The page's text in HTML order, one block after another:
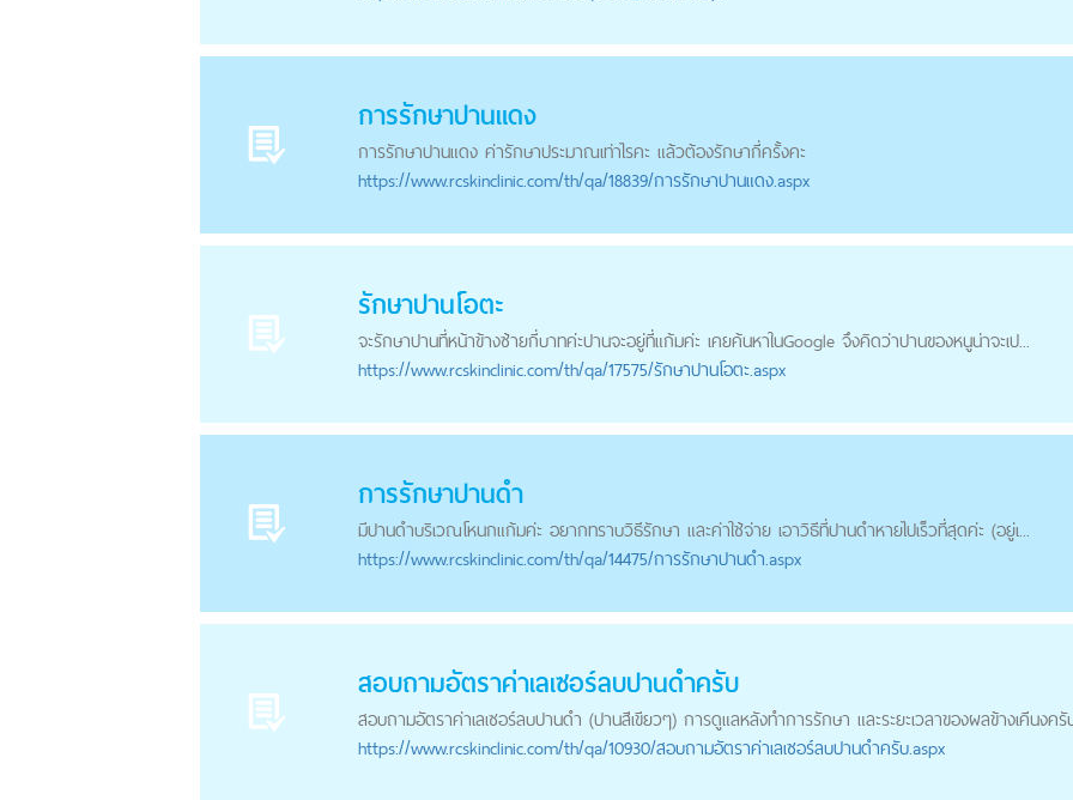
การรักษาปานแดง
การรักษาปานแดง ค่ารักษาประมาณเท่าไรคะ แล้วต้องรักษากี่ครั้งคะ
https://www.rcskinclinic.com/th/qa/18839/การรักษาปานแดง.aspx
รักษาปานโอตะ
จะรักษาปานที่หน้าข้างซ้ายกี่บาทค่ะปานจะอยู่ที่แก้มค่ะ เคยค้นหาในGoogle จึงคิดว่าปานของหนูน่าจะเป...
https://www.rcskinclinic.com/th/qa/17575/รักษาปานโอตะ.aspx
การรักษาปานดำ
มีปานดำบริเวณโหนกแก้มค่ะ อยากทราบวิธีรักษา และค่าใช้จ่าย เอาวิธีที่ปานดำหายไปเร็วที่สุดค่ะ (อยู่เ...
https://www.rcskinclinic.com/th/qa/14475/การรักษาปานดำ.aspx
สอบถามอัตราค่าเลเซอร์ลบปานดำครับ
สอบถามอัตราค่าเลเซอร์ลบปานดำ (ปานสีเขียวๆ) การดูแลหลังทำการรักษา และระยะเวลาของผลข้างเคีนงค
https://www.rcskinclinic.com/th/qa/10930/สอบถามอัตราค่าเลเซอร์ลบปานดำครับ.aspx